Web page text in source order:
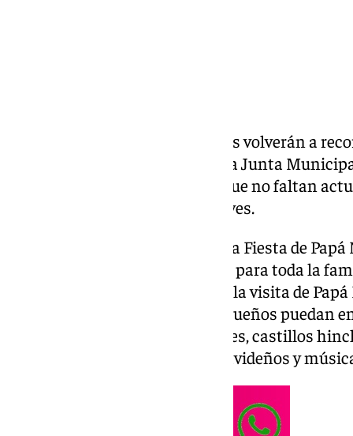
infantiles volverán a
Carretera de Cádiz de Málaga. La Junta
programa de actividades en el que no faltan
interactivo y la cabalgata de Reyes.
El 21 de diciembre se celebrará la Fiesta de
Noviembre’ acogerá otro evento para toda la
horas. En esta ocasión, recibirá la visita de
hinchable para que los más pequeños puedan
además, contará con animadores, castillos
‘photocall’ navideño, talleres navideños y